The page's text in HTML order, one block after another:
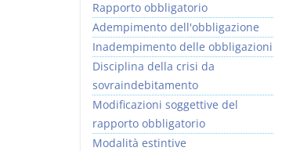
Rapporto obbligatorio
Adempimento dell'obbligazione
Inadempimento delle obbligazioni
Disciplina della crisi da
sovraindebitamento
Modificazioni soggettive del
rapporto obbligatorio
Modalità estintive